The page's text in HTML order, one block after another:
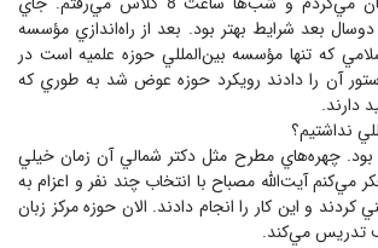
بعد شرايط بهتر بود. بعد از راه‌اندازي مؤسسه
كه تنها مؤسسه بين‌المللي حوزه علميه است در
دستور آن را دادند رويكرد حوزه عوض شد به طوري كه
دارند.
نداشتيم؟
چهره‌هاي مطرح مثل دكتر شمالي آن زمان خيلي
مي‌كنم آيت‌‌الله مصباح با انتخاب چند نفر و اعزام به
و اين كار را انجام دادند. الان حوزه مركز زبان
تدريس مي‌كند.